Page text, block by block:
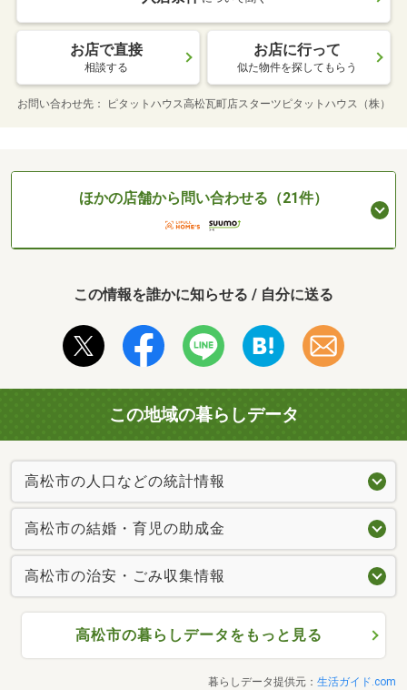
お店で直接
相談する
お店に行って
似た物件を探してもらう
お問い合わせ先 ピタットハウス高松瓦町店スターツピタットハウス（株）
ほかの店舗から問い合わせる（21件）
この情報を誰かに知らせる / 自分に送る
この地域の暮らしデータ
高松市の人口などの統計情報
高松市の結婚・育児の助成金
高松市の治安・ごみ収集情報
高松市の暮らしデータをもっと見る
暮らしデータ提供元： 生活ガイド.com